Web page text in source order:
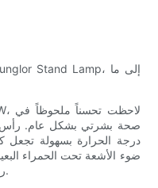
صحة بشرتي بشكل عام. رأس
درجة الحرارة بسهولة تجعل
ضوء الأشعة تحت الحمراء
رائع لاستهداف الخطوط الدقيقة والتجاعيد.